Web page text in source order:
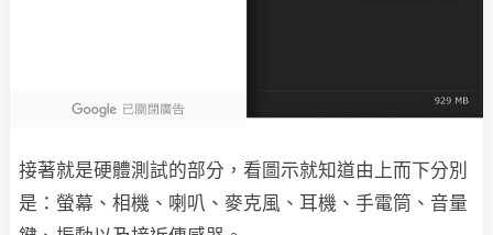
接著就是硬體測試的部分，看圖示就知道由上而下分別
是：螢幕、相機、喇叭、麥克風、耳機、手電筒、音量